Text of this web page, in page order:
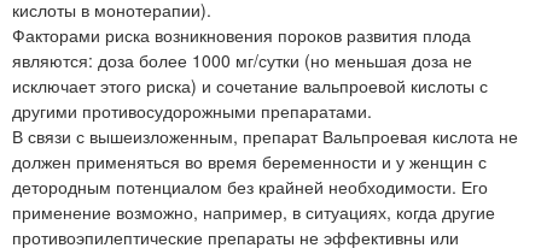
кислоты в монотерапии).
Факторами риска возникновения пороков развития плода
являются: доза более 1000 мг/сутки (но меньшая доза не
исключает этого риска) и сочетание вальпроевой кислоты с
другими противосудорожными препаратами.
В связи с вышеизложенным, препарат Вальпроевая кислота не
должен применяться во время беременности и у женщин с
детородным потенциалом без крайней необходимости. Его
применение возможно, например, в ситуациях, когда другие
противоэпилептические препараты не эффективны или